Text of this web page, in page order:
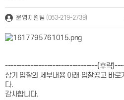
운영지원팀 (063-219-2739)
---------------------------------(후략
상기 입찰의 세부내용 아래 입찰공고 바로
다.
감사합니다.